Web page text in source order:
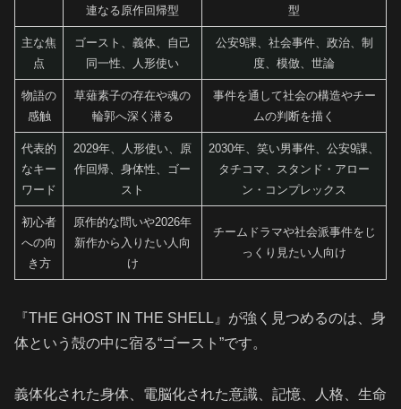
連なる原作回帰型
型
主な焦
点
ゴースト、義体、自己
同一性、人形使い
公安9課、社会事件、政治、制
度、模倣、世論
物語の
感触
草薙素子の存在や魂の
輪郭へ深く潜る
事件を通して社会の構造やチー
ムの判断を描く
代表的
なキー
ワード
2029年、人形使い、原
作回帰、身体性、ゴー
スト
2030年、笑い男事件、公安9課、
タチコマ、スタンド・アロー
ン・コンプレックス
初心者
への向
き方
原作的な問いや2026年
新作から入りたい人向
け
チームドラマや社会派事件をじ
っくり見たい人向け
『THE GHOST IN THE SHELL』が強く見つめるのは、身
体という殻の中に宿る“ゴースト”です。
義体化された身体、電脳化された意識、記憶、人格、生命